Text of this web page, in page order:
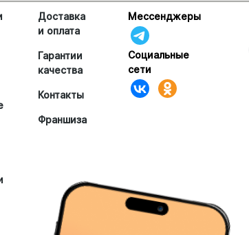
Доставка
и оплата
Гарантии
качества
Контакты
Франшиза
Мессенджеры
Социальные
сети